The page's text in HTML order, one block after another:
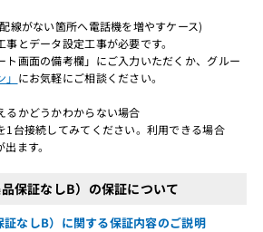
線がない箇所へ電話機を増やすケース)
データ設定工事が必要です。
ト画面の備考欄」にご入力いただくか、グルー
にお気軽にご相談ください。
かどうかわからない場合
接続してみてください。利用できる場合
ます。
保証なしB）の保証について
なしB）に関する保証内容のご説明